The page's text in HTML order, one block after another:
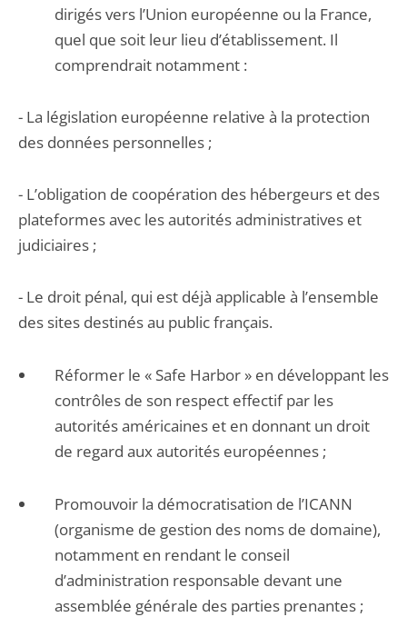
dirigés vers l’Union européenne ou la France,
quel que soit leur lieu d’établissement. Il
comprendrait notamment :
- La législation européenne relative à la protection
des données personnelles ;
- L’obligation de coopération des hébergeurs et des
plateformes avec les autorités administratives et
judiciaires ;
- Le droit pénal, qui est déjà applicable à l’ensemble
des sites destinés au public français.
Réformer le « Safe Harbor » en développant les
contrôles de son respect effectif par les
autorités américaines et en donnant un droit
de regard aux autorités européennes ;
Promouvoir la démocratisation de l’ICANN
(organisme de gestion des noms de domaine),
notamment en rendant le conseil
d’administration responsable devant une
assemblée générale des parties prenantes ;